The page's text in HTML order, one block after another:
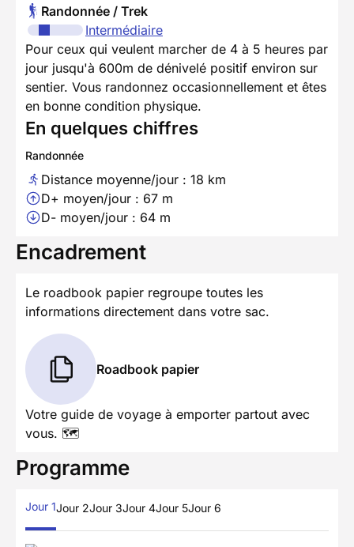
Randonnée / Trek
Intermédiaire
Pour ceux qui veulent marcher de 4 à 5 heures par
jour jusqu'à 600m de dénivelé positif environ sur
sentier. Vous randonnez occasionnellement et êtes
en bonne condition physique.
En quelques chiffres
Randonnée
Distance moyenne/jour : 18 km
D+ moyen/jour : 67 m
D- moyen/jour : 64 m
Encadrement
Le roadbook papier regroupe toutes les
informations directement dans votre sac.
Roadbook papier
Votre guide de voyage à emporter partout avec
vous. 🗺️
Programme
Jour 1Jour 2Jour 3Jour 4Jour 5Jour 6